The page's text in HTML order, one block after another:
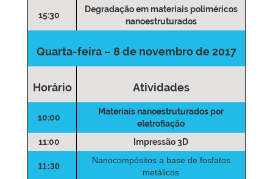
15:30
Degradação em materiais poliméricos
nanoestruturados
Quarta-feira – 8 de novembro de 2017
Horário Atividades
10:00
Materiais nanoestruturados por
eletrofiação
11:00
Impressão 3D
11:30
Nanocompósitos a base de fosfatos
metálicos